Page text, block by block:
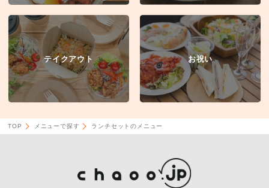
テイクアウト お祝い
TOP メニューで探す ランチセットのメニュー